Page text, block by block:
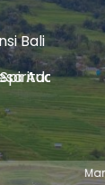
Bali
Mari Bersama -